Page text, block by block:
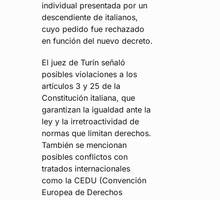
individual presentada por un
descendiente de italianos,
cuyo pedido fue rechazado
en función del nuevo decreto.
El juez de Turín señaló
posibles violaciones a los
artículos 3 y 25 de la
Constitución italiana, que
garantizan la igualdad ante la
ley y la irretroactividad de
normas que limitan derechos.
También se mencionan
posibles conflictos con
tratados internacionales
como la CEDU (Convención
Europea de Derechos